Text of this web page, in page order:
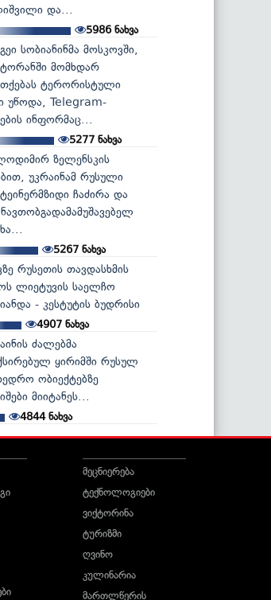
და...
5986ნახვა
სობიანინმა მოსკოვში,
მომხდარ
ტერორისტული
უწოდა, Telegram-
ინფორმაც...
5277 ნახვა
ზელენსკის
უკრაინამ რუსული
ჩაძირა და
5267ნახვა
რუსეთის თავდასხმის
ლიეტუვის საელჩო
- კესტუტის ბუდრისი
4907ნახვა
ძალებმა
ყირიმში რუსულ
ობიექტებზე
მიიტანეს...
4844ნახვა
მეცნიერება
ტექნოლოგიები
ვიქტორინა
ტურიზმი
ღვინო
კულინარია
მართლწერის